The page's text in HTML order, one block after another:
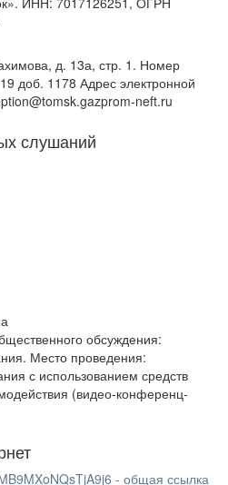
д. 13а, стр. 1. Номер
доб. 1178 Адрес электронной
neft.ru
слушаний
обсуждения:
Место проведения:
с использованием средств
(видео-конференц-
- общая ссылка